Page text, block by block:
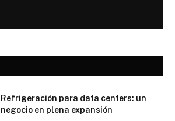
Refrigeración para data centers: un
negocio en plena expansión